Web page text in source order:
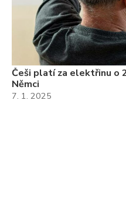
Češi platí za elektřinu o
Němci
7. 1. 2025